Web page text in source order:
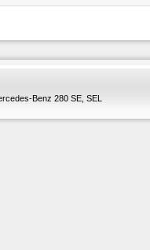
Benz 280 SE, SEL